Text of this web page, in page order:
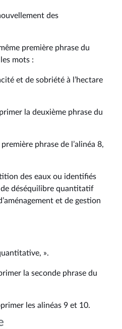
des
première phrase du
mots :
et de sobriété à l’hectare
la deuxième phrase du
phrase de l’alinéa 8,
des eaux ou identifiés
déséquilibre quantitatif
et de gestion
».
la seconde phrase du
les alinéas 9 et 10.